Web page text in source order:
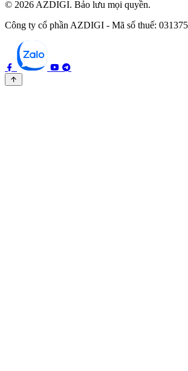
© 2026 AZDIGI. Bảo lưu mọi quyền.
Công ty cổ phần AZDIGI - Mã số thuế: